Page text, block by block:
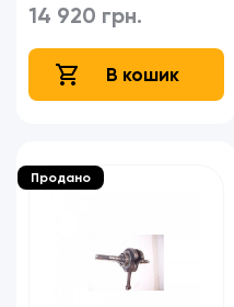
14 920 грн.
В кошик
Продано